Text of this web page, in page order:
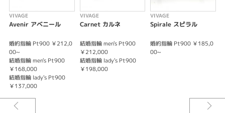
VIVAGE
Avenir アベニール
婚約指輪 Pt900 ￥212,0
00~
結婚指輪 men's Pt900
￥168,000
結婚指輪 lady's Pt900
￥137,000
VIVAGE
Carnet カルネ
結婚指輪 men's Pt900
￥212,000
結婚指輪 lady's Pt900
￥198,000
VIVAGE
Spirale スピラル
婚約指輪 Pt900 ￥185,0
00~